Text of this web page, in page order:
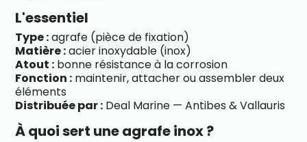
L'essentiel
Type :agrafe (pièce de fixation)
Matière :acier inoxydable (inox)
Atout : bonne résistance à la corrosion
Fonction : maintenir, attacher ou assembler deux
éléments
Distribuée par : Deal Marine — Antibes & Vallauris
À quoi sert une agrafe inox ?